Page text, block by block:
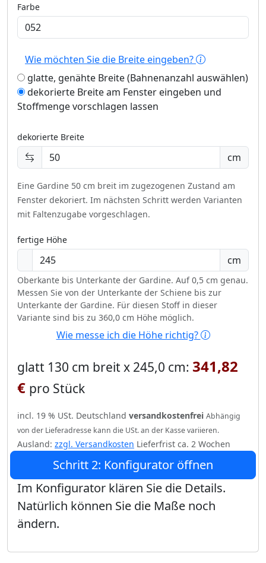
Farbe
Wie möchten Sie die Breite eingeben?
glatte, genähte Breite (Bahnenanzahl auswählen)
dekorierte Breite am Fenster eingeben und
Stoffmenge vorschlagen lassen
dekorierte Breite
cm
Eine Gardine 50 cm breit im zugezogenen Zustand am
Fenster dekoriert. Im nächsten Schritt werden Varianten
mit Faltenzugabe vorgeschlagen.
fertige Höhe
cm
Oberkante bis Unterkante der Gardine. Auf 0,5 cm genau.
Messen Sie von der Unterkante der Schiene bis zur
Unterkante der Gardine. Für diesen Stoff in dieser
Variante sind bis zu 360,0 cm Höhe möglich.
Wie messe ich die Höhe richtig?
glatt 130 cm breit x 245,0 cm: 341,82
€ pro Stück
incl. 19 % USt. Deutschland versandkostenfrei Abhängig
von der Lieferadresse kann die USt. an der Kasse variieren.
Ausland: zzgl. Versandkosten Lieferfrist ca. 2 Wochen
Schritt 2: Konfigurator öffnen
Im Konfigurator klären Sie die Details.
Natürlich können Sie die Maße noch
ändern.